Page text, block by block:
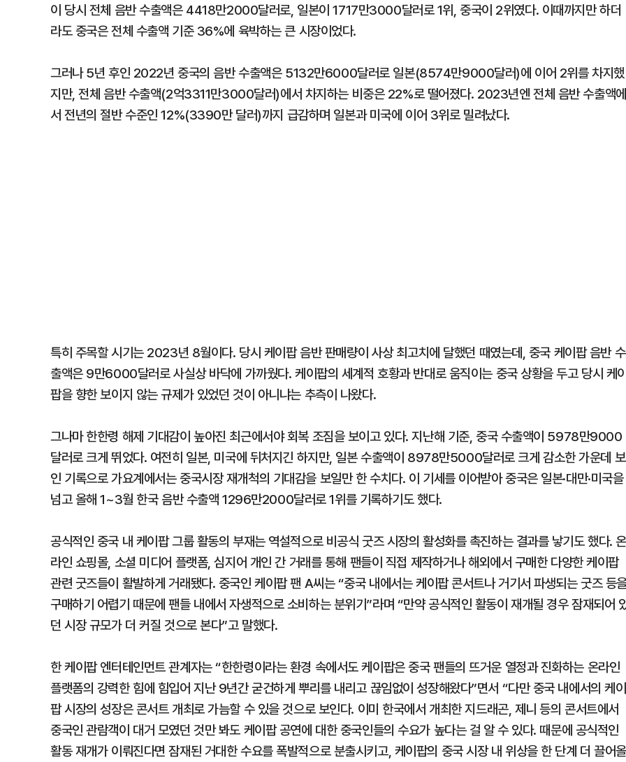
이 당시 전체 음반 수출액은 4418만2000달러로, 일본이 1717만3000달러로 1위, 중국이 2위였다. 이때까지만 하더
라도 중국은 전체 수출액 기준 36%에 육박하는 큰 시장이었다.
그러나 5년 후인 2022년 중국의 음반 수출액은 5132만6000달러로 일본(8574만9000달러)에 이어 2위를 차지했
지만, 전체 음반 수출액(2억3311만3000달러)에서 차지하는 비중은 22%로 떨어졌다. 2023년엔 전체 음반 수출액에
서 전년의 절반 수준인 12%(3390만 달러)까지 급감하며 일본과 미국에 이어 3위로 밀려났다.
특히 주목할 시기는 2023년 8월이다. 당시 케이팝 음반 판매량이 사상 최고치에 달했던 때였는데, 중국 케이팝 음반 수
출액은 9만6000달러로 사실상 바닥에 가까웠다. 케이팝의 세계적 호황과 반대로 움직이는 중국 상황을 두고 당시 케
팝을 향한 보이지 않는 규제가 있었던 것이 아니냐는 추측이 나왔다.
그나마 한한령 해제 기대감이 높아진 최근에서야 회복 조짐을 보이고 있다. 지난해 기준, 중국 수출액이 5978만9000
달러로 크게 뛰었다. 여전히 일본, 미국에 뒤처지긴 하지만, 일본 수출액이 8978만5000달러로 크게 감소한 가운데 보
인 기록으로 가요계에서는 중국시장 재개척의 기대감을 보일만 한 수치다. 이 기세를 이어받아 중국은 일본·대만·미국을
넘고 올해 1~3월 한국 음반 수출액 1296만2000달러로 1위를 기록하기도 했다.
공식적인 중국 내 케이팝 그룹 활동의 부재는 역설적으로 비공식 굿즈 시장의 활성화를 촉진하는 결과를 낳기도 했다.
라인 쇼핑몰, 소셜 미디어 플랫폼, 심지어 개인 간 거래를 통해 팬들이 직접 제작하거나 해외에서 구매한 다양한 케이팝
관련 굿즈들이 활발하게 거래됐다. 중국인 케이팝 팬 A씨는 “중국 내에서는 케이팝 콘서트나 거기서 파생되는 굿즈 등
구매하기 어렵기 때문에 팬들 내에서 자생적으로 소비하는 분위기”라며 “만약 공식적인 활동이 재개될 경우 잠재되어
던 시장 규모가 더 커질 것으로 본다”고 말했다.
한 케이팝 엔터테인먼트 관계자는 “한한령이라는 환경 속에서도 케이팝은 중국 팬들의 뜨거운 열정과 진화하는 온라인
플랫폼의 강력한 힘에 힘입어 지난 9년간 굳건하게 뿌리를 내리고 끊임없이 성장해왔다”면서 “다만 중국 내에서의 케이
팝 시장의 성장은 콘서트 개최로 가늠할 수 있을 것으로 보인다. 이미 한국에서 개최한 지드래곤, 제니 등의 콘서트에서
중국인 관람객이 대거 모였던 것만 봐도 케이팝 공연에 대한 중국인들의 수요가 높다는 걸 알 수 있다. 때문에 공식적인
활동 재개가 이뤄진다면 잠재된 거대한 수요를 폭발적으로 분출시키고, 케이팝의 중국 시장 내 위상을 한 단계 더 끌어